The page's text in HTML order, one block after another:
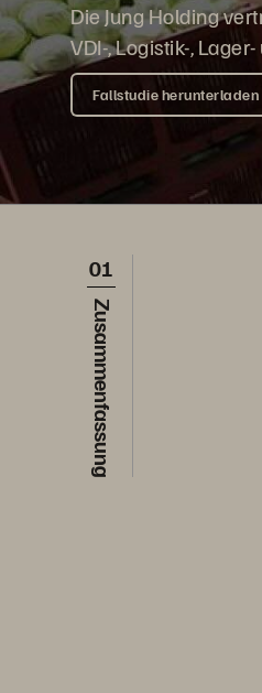
Die Jung Holding
VDI-, Logistik-,
Fallstudie herunterladen
01
Zusammenfassung